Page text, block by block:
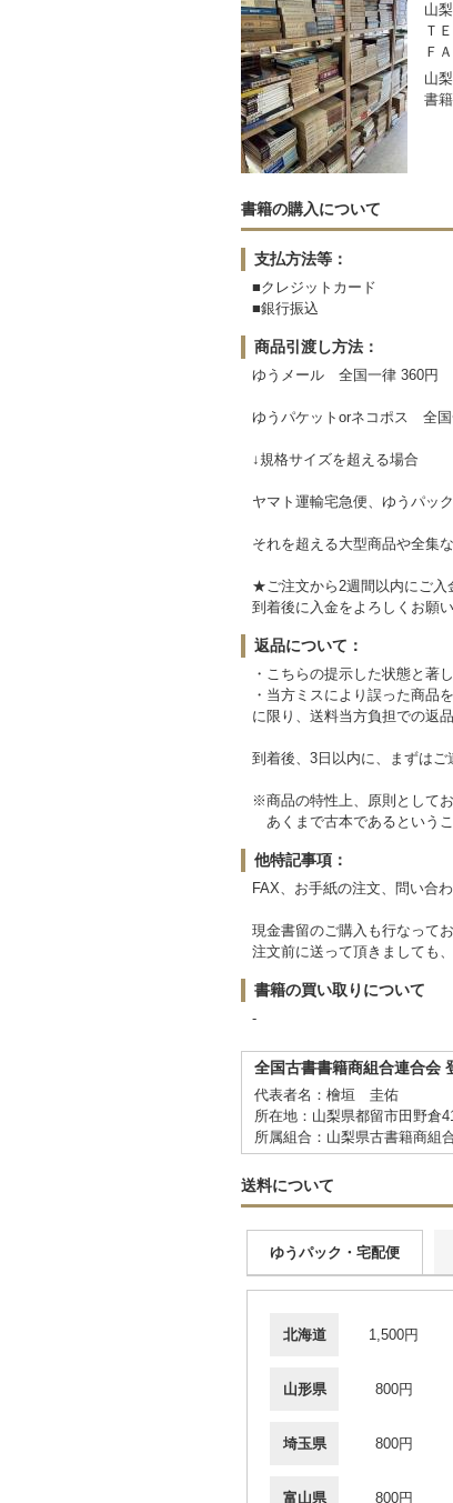
山
Ｔ
Ｆ
山
書
書籍の購入について
支払方法等：
■クレジットカード
■銀行振込
商品引渡し方法：
ゆうメール 全国一律 360円
ゆうパケットorネコポス 全国
↓規格サイズを超える場合
ヤマト運輸宅急便、ゆうパ
それを超える大型商品や全集
★ご注文から2週間以内にご入
到着後に入金をよろしくお願い
返品について：
・こちらの提示した状態と著
・当方ミスにより誤った商品
に限り、送料当方負担での返
到着後、3日以内に、まずはご
※商品の特性上、原則として
あくまで古本であるという
他特記事項：
FAX、お手紙の注文、問い合
現金書留のご購入も行なってお
注文前に送って頂きましても
書籍の買い取りについて
-
全国古書書籍商組合連合会
代表者名：檜垣 圭佑
所在地：山梨県都留市田野倉
所属組合：山梨県古書籍商組
送料について
ゆうパック・宅配便
北海道 1,500円
山形県 800円
埼玉県 800円
富山県 800円